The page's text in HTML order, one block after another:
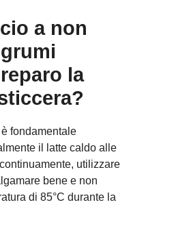
a non
la
fondamentale
il latte caldo alle
utilizzare
bene e non
di 85°C durante la